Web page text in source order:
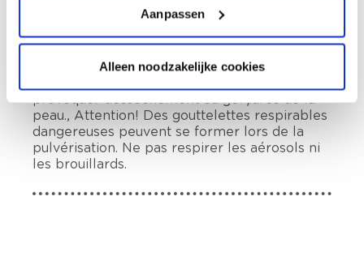
Aanpassen
Alleen noodzakelijke cookies
<tx:_P_331_EU>, Garder sous clef., Éliminer le
contenu et le récipient dans la
locale/régionale/nationale/internationale
provoquer dessèchement ou gerçures de la
peau., Attention! Des gouttelettes respirables
dangereuses peuvent se former lors de la
pulvérisation. Ne pas respirer les aérosols ni
les brouillards.